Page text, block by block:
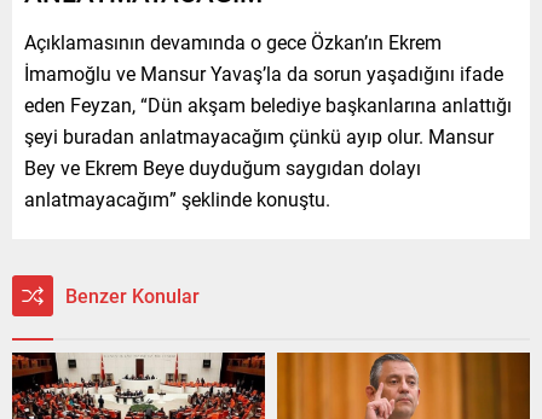
Açıklamasının devamında o gece Özkan’ın Ekrem
İmamoğlu ve Mansur Yavaş’la da sorun yaşadığını ifade
eden Feyzan, “Dün akşam belediye başkanlarına anlattığı
şeyi buradan anlatmayacağım çünkü ayıp olur. Mansur
Bey ve Ekrem Beye duyduğum saygıdan dolayı
anlatmayacağım” şeklinde konuştu.
Benzer Konular